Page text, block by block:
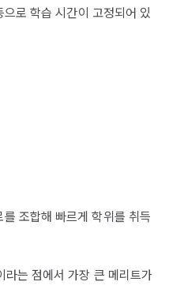
으로 학습 시간이 고정되어 있
조합해 빠르게 학위를 취득
라는 점에서 가장 큰 메리트가